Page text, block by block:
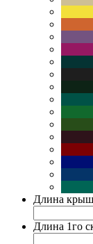
Длина
Длина 1го